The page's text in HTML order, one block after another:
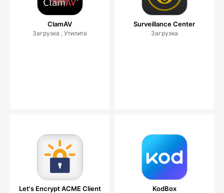
ClamAV
Загрузка , Утилита
Surveillance Center
Загрузка
Let's Encrypt ACME Client KodBox